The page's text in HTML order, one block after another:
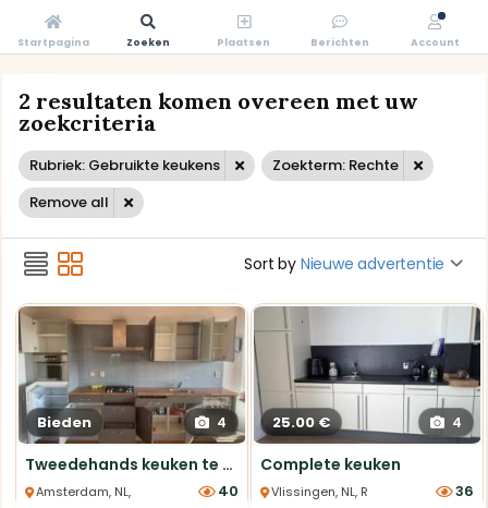
2 resultaten komen overeen met uw
zoekcriteria
Rubriek: Gebruikte keukens
Zoekterm: Rechte
Remove all
Sort by Nieuwe advertentie
Bieden 4
Tweedehands keuken te koop
Amsterdam, NL, Rechte Keukens
40
25.00 € 4
Complete keuken
Vlissingen, NL, Rechte Keukens36
Startpagina Zoeken Plaatsen Berichten Account